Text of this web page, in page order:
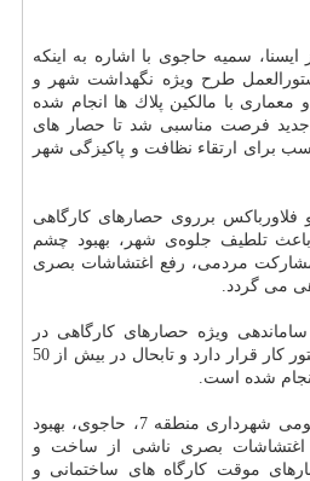
سمیه حاجوی با اشاره به اینكه
طرح ویژه نگهداشت شهر و
با مالكین پلاك ها انجام شده
جدید فرصت مناسبی شد تا حصار های
برای ارتقاء نظافت و پاكیزگی شهر
برروی حصارهای كارگاهی
تلطیف جلوه‌ی شهر، بهبود چشم
مردمی، رفع اغتشاشات بصری
می گردد.
شهردار منطقه 7، ساماندهی ویژه حصارهای كارگاهی در
نواحی پنجگانه منطقه در دستور كار قرار دارد و تابحال در بیش از 50
شده است.
بر اساس گزارش روابط عمومی شهرداری منطقه 7، حاجوی، بهبود
بصری ناشی از ساخت و
موقت كارگاه های ساختمانی و